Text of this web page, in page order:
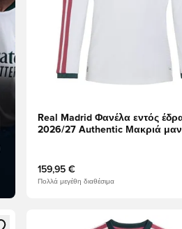
Real Madrid Φανέλα εντός
2026/27 Authentic Μακριά
159,95 €
Πολλά μεγέθη διαθέσιμα
να εγγραφείτε ως μέλος
Ανοίγει ένα Modal για να